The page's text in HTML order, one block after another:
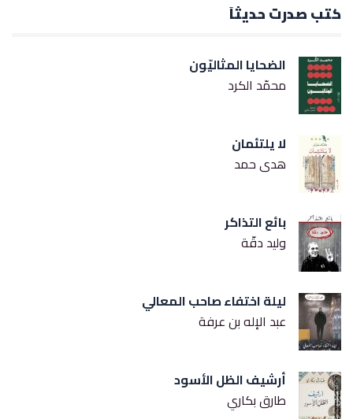
كتب صدرت حديثاً
الضحايا المثاليّون
محمّد الكرد
لا يلتئمان
هدى حمد
بائع التذاكر
وليد دقّة
ليلة اختفاء صاحب المعالي
عبد الإله بن عرفة
أرشيف الظل الأسود
طارق بكاري